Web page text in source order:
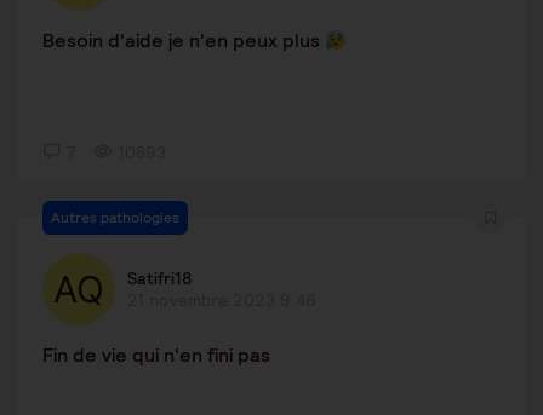
Besoin d'aide je n'en peux plus
Autres pathologies
Satifri18
Fin de vie qui n'en fini pas